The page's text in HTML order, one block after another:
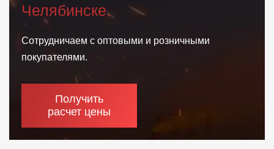
О компании
Челябинске.
Сотрудничаем с оптовыми и розничными
покупателями.
Получить
расчет цены